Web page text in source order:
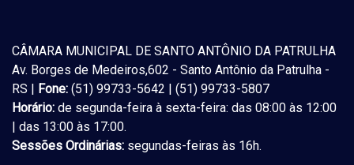
CÂMARA MUNICIPAL DE SANTO ANTÔNIO DA PATRULHA
Av. Borges de Medeiros,602 - Santo Antônio da Patrulha -
RS |
Fone: (51) 99733-5642 | (51) 99733-5807
Horário: de segunda-feira à sexta-feira: das 08:00 às 12:00
| das 13:00 às 17:00.
Sessões Ordinárias: segundas-feiras às 16h.